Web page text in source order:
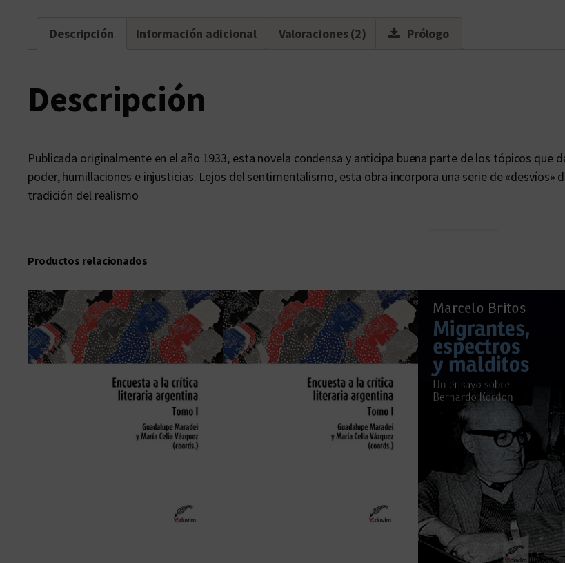
t
Descripción Información adicional Valoraciones (2) Prólogo
Descripción
Publicada originalmente en el año 1933, esta novela condensa y anticipa buena parte de los tópicos que
poder, humillaciones e injusticias. Lejos del sentimentalismo, esta obra incorpora una serie de «desvíos»
tradición del realismo
Productos relacionados